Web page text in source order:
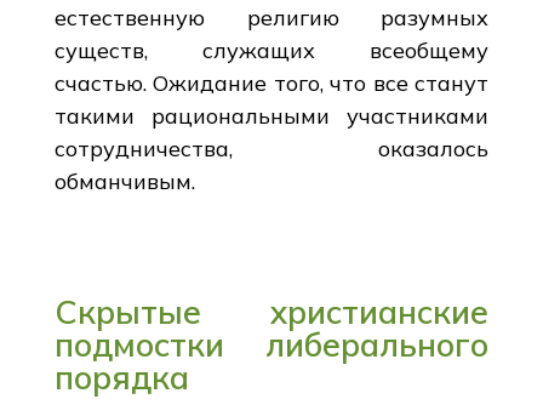
естественную религию разумных
существ, служащих всеобщему
счастью. Ожидание того, что все станут
такими рациональными участниками
сотрудничества, оказалось
обманчивым.
Скрытые христианские
подмостки либерального
порядка